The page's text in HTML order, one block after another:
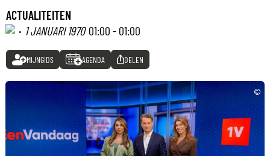
ACTUALITEITEN
· 1 JANUARI 1970 01:00 - 01:00
MIJNGIDS AGENDA DELEN
©